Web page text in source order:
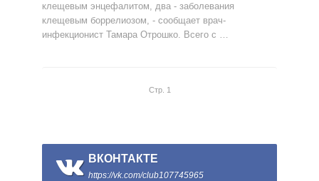
клещевым энцефалитом, два - заболевания
клещевым боррелиозом, - сообщает врач-
инфекционист Тамара Отрошко. Всего с …
Стр. 1
ВКОНТАКТЕ
https://vk.com/club107745965